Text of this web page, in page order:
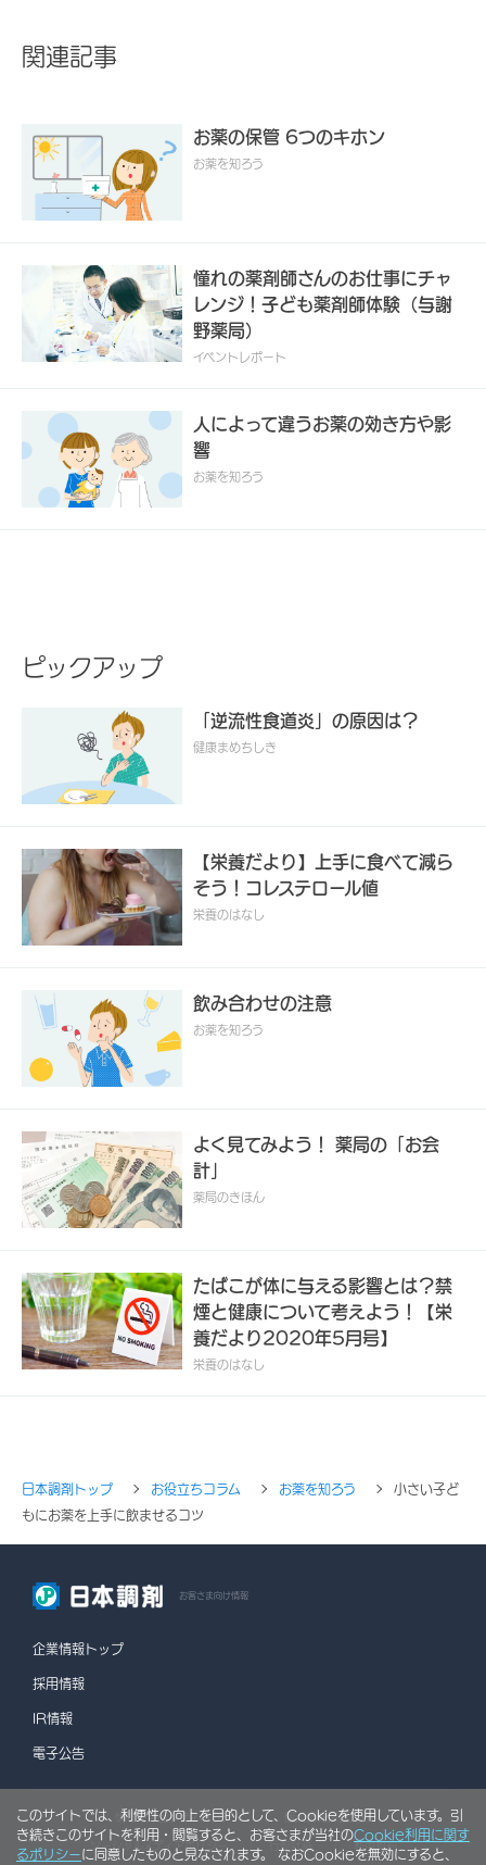
関連記事
お薬の保管 6つのキホン
お薬を知ろう
憧れの薬剤師さんのお仕事にチャ
レンジ！子ども薬剤師体験（与謝
野薬局）
イベントレポート
人によって違うお薬の効き方や影
響
お薬を知ろう
ピックアップ
「逆流性食道炎」の原因は？
健康まめちしき
【栄養だより】上手に食べて減ら
そう！コレステロール値
栄養のはなし
飲み合わせの注意
お薬を知ろう
よく見てみよう！ 薬局の「お会
計」
薬局のきほん
たばこが体に与える影響とは？禁
煙と健康について考えよう！【栄
養だより2020年5月号】
栄養のはなし
日本調剤トップ お役立ちコラム お薬を知ろう
小さい子ど
もにお薬を上手に飲ませるコツ
お客さま向け情報
企業情報トップ
採用情報
IR情報
電子公告
情報セキュリティポリシー 個人情報保護方針
利用規約
このサイトでは、利便性の向上を目的として、Cookieを使用しています。引
き続きこのサイトを利用・閲覧すると、お客さまが当社のCookie利用に関す
るポリシーに同意したものと見なされます。 なおCookieを無効にすると、